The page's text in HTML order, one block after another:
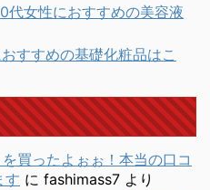
代女性におすすめの美容液
すすめの基礎化粧品はこ
買ったよぉぉ！本当の口コ
す に fashimass7 より